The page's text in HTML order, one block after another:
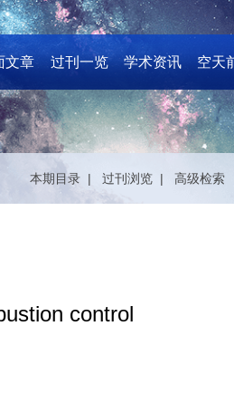
文章 过刊一览 学术资讯 空天
本期目录 | 过刊浏览 | 高级检索
control